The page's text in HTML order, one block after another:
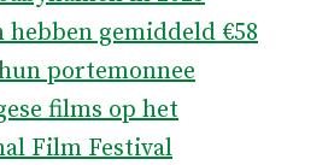
hebben gemiddeld €58
portemonnee
films op het
Film Festival